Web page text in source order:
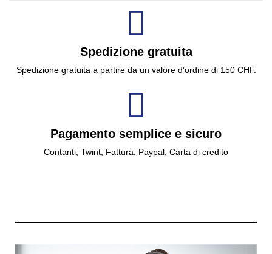
Spedizione gratuita
Spedizione gratuita a partire da un valore d'ordine di 150 CHF.
Pagamento semplice e sicuro
Contanti, Twint, Fattura, Paypal, Carta di credito